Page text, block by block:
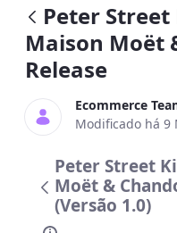
Peter
Maison Moët
Release
Ecommerce
Modificado há 9
Peter Street
Moët &
(Versão 1.0)